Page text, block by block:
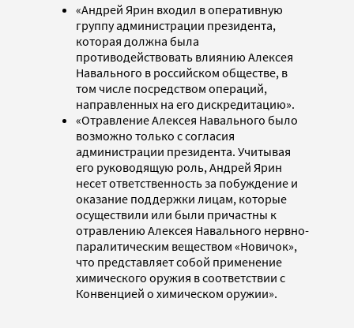
«Андрей Ярин входил в оперативную
группу администрации президента,
которая должна была
противодействовать влиянию Алексея
Навального в российском обществе, в
том числе посредством операций,
направленных на его дискредитацию».
«Отравление Алексея Навального было
возможно только с согласия
администрации президента. Учитывая
его руководящую роль, Андрей Ярин
несет ответственность за побуждение и
оказание поддержки лицам, которые
осуществили или были причастны к
отравлению Алексея Навального нервно-
паралитическим веществом «Новичок»,
что представляет собой применение
химического оружия в соответствии с
Конвенцией о химическом оружии».